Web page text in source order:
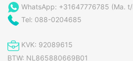
WhatsApp: +31647776785 (Ma.
Tel: 088-0204685
KVK: 92089615
BTW: NL865880669B01